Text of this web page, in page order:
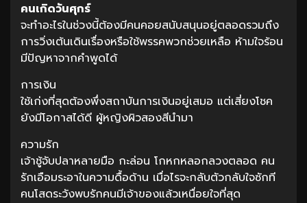
คนเกิดวันศุกร์
จะทำอะไรในช่วงนี้ต้องมีคนคอยสนับสนุนอยู่ตลอดรวมถึง
การวิ่งเต้นเดินเรื่องหรือใช้พรรคพวกช่วยเหลือ ห้ามใจร้อน
มีปัญหาจากคำพูดได้
การเงิน
ใช้เก่งที่สุดต้องพึ่งสถาบันการเงินอยู่เสมอ แต่เสี่ยงโชค
ยังมีโอกาสได้ดี ผู้หญิงผิวสองสีนำมา
ความรัก
เจ้าชู้จับปลาหลายมือ กะล่อน โกหกหลอกลวงตลอด คน
รักเอือมระอาในความดื้อด้าน เมื่อไรจะกลับตัวกลับใจซักที
คนโสดระวังพบรักคนมีเจ้าของแล้วเหนื่อยใจที่สุด